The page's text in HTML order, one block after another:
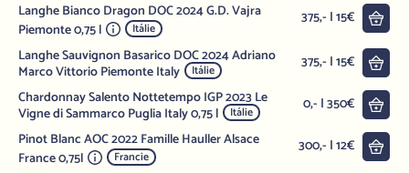
Langhe Bianco Dragon DOC 2024 G.D. Vajra
Piemonte 0,75 l
Itálie
375,- | 15€
Langhe Sauvignon Basarico DOC 2024 Adriano
Marco Vittorio Piemonte Italy Itálie 375,- | 15€
Chardonnay Salento Nottetempo IGP 2023 Le
Vigne di Sammarco Puglia Italy 0,75 l Itálie 0,- | 350€
Pinot Blanc AOC 2022 Famille Hauller Alsace
France 0,75l
Francie
300,- | 12€